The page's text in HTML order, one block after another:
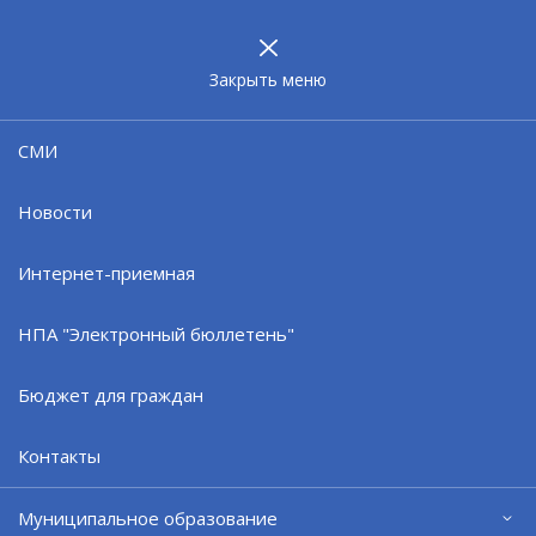
Закрыть меню
СМИ
Новости
Интернет-приемная
НПА "Электронный бюллетень"
Бюджет для граждан
Контакты
Муниципальное образование
18.01.24
Горячая линия анонимной